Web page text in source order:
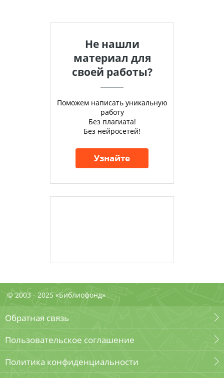
Не нашли
материал для
своей работы?
Поможем написать уникальную
работу
Без плагиата!
Без нейросетей!
Узнайте
© 2003 - 2025 «Библиофонд»
Обратная связь
Пользовательское соглашение
Политика конфиденциальности